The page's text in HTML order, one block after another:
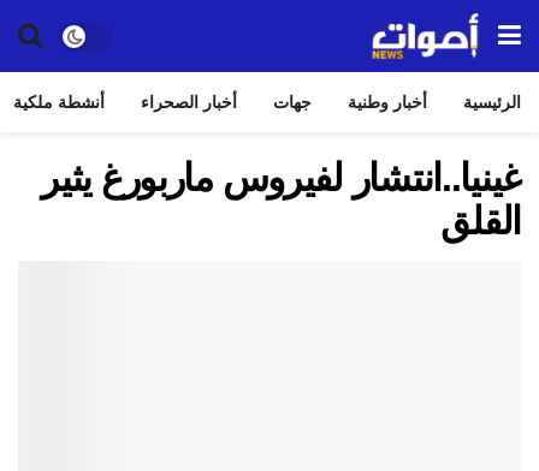
الرئيسية أخبار وطنية جهات أخبار الصحراء أنشطة ملكية
غينيا..انتشار لفيروس ماربورغ يثير
القلق